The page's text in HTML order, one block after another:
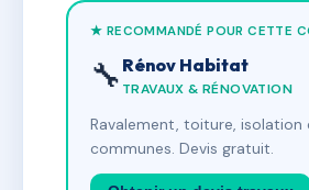
★ RECOMMANDÉ POUR CETTE
🔧 Rénov Habitat
TRAVAUX & RÉNOVATION
Ravalement, toiture, isolation
communes. Devis gratuit.